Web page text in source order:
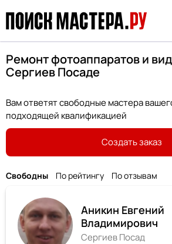
Ремонт фотоаппаратов и
Сергиев Посаде
Вам ответят свободные мастера
подходящей квалификацией
Создать заказ
Свободны По рейтингу По отзывам
Аникин Евгений
Владимирович
Сергиев Посад